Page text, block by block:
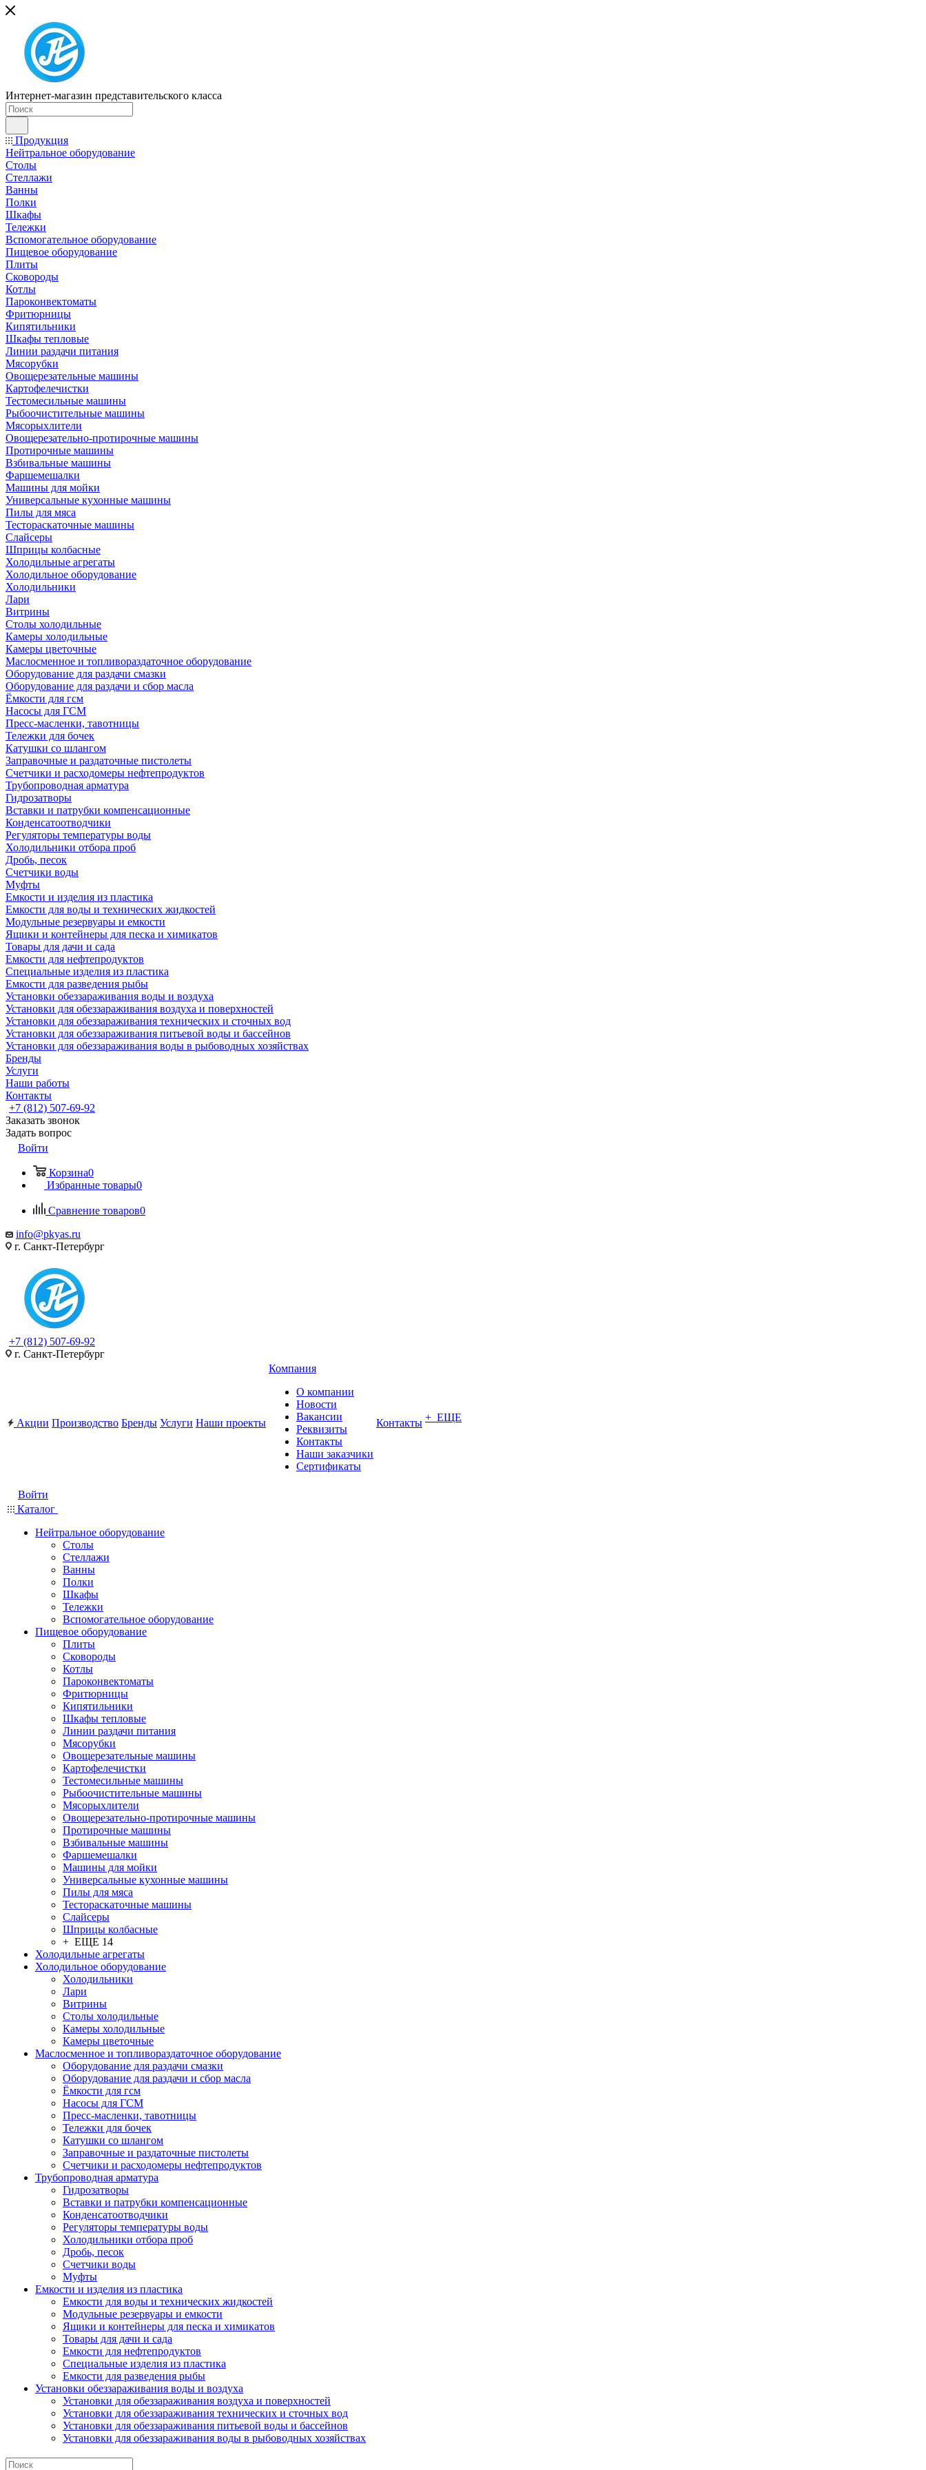
Интернет-магазин представительского класса
Продукция
Нейтральное оборудование
Столы
Стеллажи
Ванны
Полки
Шкафы
Тележки
Вспомогательное оборудование
Пищевое оборудование
Плиты
Сковороды
Котлы
Пароконвектоматы
Фритюрницы
Кипятильники
Шкафы тепловые
Линии раздачи питания
Мясорубки
Овощерезательные машины
Картофелечистки
Тестомесильные машины
Рыбоочистительные машины
Мясорыхлители
Овощерезательно-протирочные машины
Протирочные машины
Взбивальные машины
Фаршемешалки
Машины для мойки
Универсальные кухонные машины
Пилы для мяса
Тестораскаточные машины
Слайсеры
Шприцы колбасные
Холодильные агрегаты
Холодильное оборудование
Холодильники
Лари
Витрины
Столы холодильные
Камеры холодильные
Камеры цветочные
Маслосменное и топливораздаточное оборудование
Оборудование для раздачи смазки
Оборудование для раздачи и сбор масла
Ёмкости для гсм
Насосы для ГСМ
Пресс-масленки, тавотницы
Тележки для бочек
Катушки со шлангом
Заправочные и раздаточные пистолеты
Счетчики и расходомеры нефтепродуктов
Трубопроводная арматура
Гидрозатворы
Вставки и патрубки компенсационные
Конденсатоотводчики
Регуляторы температуры воды
Холодильники отбора проб
Дробь, песок
Счетчики воды
Муфты
Емкости и изделия из пластика
Емкости для воды и технических жидкостей
Модульные резервуары и емкости
Ящики и контейнеры для песка и химикатов
Товары для дачи и сада
Емкости для нефтепродуктов
Специальные изделия из пластика
Емкости для разведения рыбы
Установки обеззараживания воды и воздуха
Установки для обеззараживания воздуха и поверхностей
Установки для обеззараживания технических и сточных вод
Установки для обеззараживания питьевой воды и бассейнов
Установки для обеззараживания воды в рыбоводных хозяйствах
Бренды
Услуги
Наши работы
Контакты
+7 (812) 507-69-92
Заказать звонок
Задать вопрос
Войти
Корзина0
Избранные товары0
Сравнение товаров0
info@pkyas.ru
г. Санкт-Петербург
+7 (812) 507-69-92
г. Санкт-Петербург
Акции Производство Бренды Услуги Наши проекты
Компания
О компании
Новости
Вакансии
Реквизиты
Контакты
Наши заказчики
Сертификаты
Контакты + ЕЩЕ
Войти
Каталог
Нейтральное оборудование
Столы
Стеллажи
Ванны
Полки
Шкафы
Тележки
Вспомогательное оборудование
Пищевое оборудование
Плиты
Сковороды
Котлы
Пароконвектоматы
Фритюрницы
Кипятильники
Шкафы тепловые
Линии раздачи питания
Мясорубки
Овощерезательные машины
Картофелечистки
Тестомесильные машины
Рыбоочистительные машины
Мясорыхлители
Овощерезательно-протирочные машины
Протирочные машины
Взбивальные машины
Фаршемешалки
Машины для мойки
Универсальные кухонные машины
Пилы для мяса
Тестораскаточные машины
Слайсеры
Шприцы колбасные
+ ЕЩЕ 14
Холодильные агрегаты
Холодильное оборудование
Холодильники
Лари
Витрины
Столы холодильные
Камеры холодильные
Камеры цветочные
Маслосменное и топливораздаточное оборудование
Оборудование для раздачи смазки
Оборудование для раздачи и сбор масла
Ёмкости для гсм
Насосы для ГСМ
Пресс-масленки, тавотницы
Тележки для бочек
Катушки со шлангом
Заправочные и раздаточные пистолеты
Счетчики и расходомеры нефтепродуктов
Трубопроводная арматура
Гидрозатворы
Вставки и патрубки компенсационные
Конденсатоотводчики
Регуляторы температуры воды
Холодильники отбора проб
Дробь, песок
Счетчики воды
Муфты
Емкости и изделия из пластика
Емкости для воды и технических жидкостей
Модульные резервуары и емкости
Ящики и контейнеры для песка и химикатов
Товары для дачи и сада
Емкости для нефтепродуктов
Специальные изделия из пластика
Емкости для разведения рыбы
Установки обеззараживания воды и воздуха
Установки для обеззараживания воздуха и поверхностей
Установки для обеззараживания технических и сточных вод
Установки для обеззараживания питьевой воды и бассейнов
Установки для обеззараживания воды в рыбоводных хозяйствах